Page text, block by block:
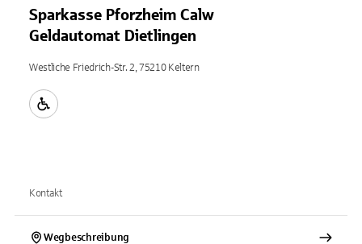
Sparkasse Pforzheim Calw
Geldautomat Dietlingen
Westliche Friedrich-Str. 2, 75210 Keltern
Kontakt
Wegbeschreibung